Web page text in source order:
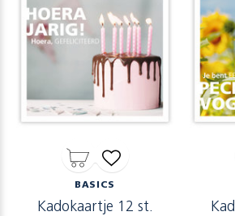
BASICS
Kadokaartje 12 st.